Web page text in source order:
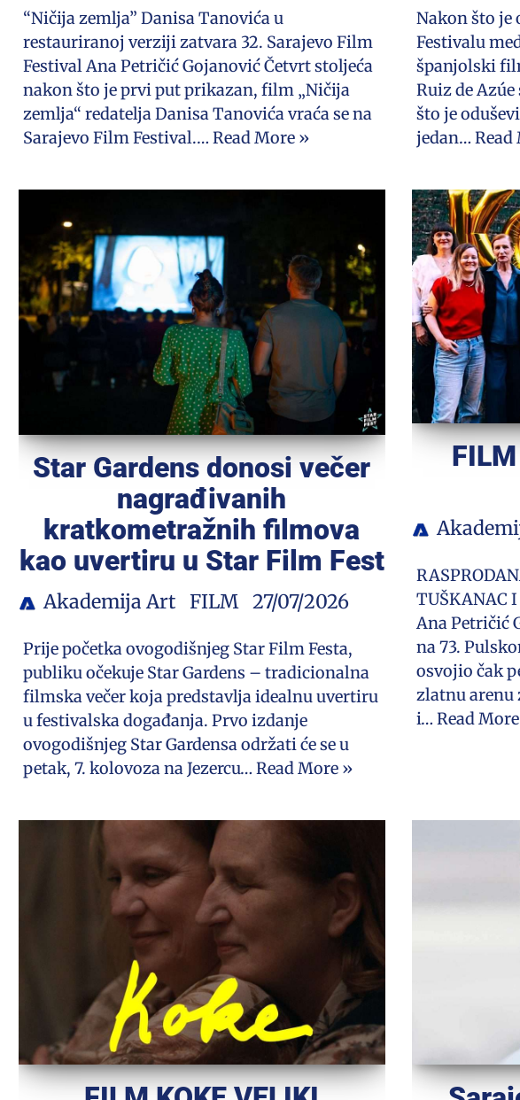
“Ničija zemlja” Danisa Tanovića u
restauriranoj verziji zatvara 32. Sarajevo Film
Festival Ana Petričić Gojanović Četvrt stoljeća
nakon što je prvi put prikazan, film „Ničija
zemlja“ redatelja Danisa Tanovića vraća se na
Sarajevo Film Festival.… Read More »
Nakon što je
Festivalu
španjolski
Ruiz de
što je
jedan… Read
Star Gardens donosi večer
nagrađivanih
kratkometražnih filmova
kao uvertiru u Star Film Fest
Akademija Art FILM 27/07/2026
Prije početka ovogodišnjeg Star Film Festa,
publiku očekuje Star Gardens – tradicionalna
filmska večer koja predstavlja idealnu uvertiru
u festivalska događanja. Prvo izdanje
ovogodišnjeg Star Gardensa održati će se u
petak, 7. kolovoza na Jezercu… Read More »
FILM
TUŠKANAC I
Ana Petričić
na 73.
osvojio čak
zlatnu arenu
i… Read